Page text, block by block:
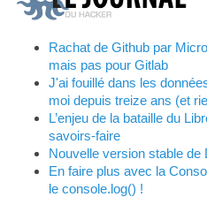
Rachat de Github par
mais pas pour Gitlab
J'ai fouillé dans les
moi depuis treize ans (et
L’enjeu de la bataille du
savoirs-faire
Nouvelle version stable de
En faire plus avec la
le console.log() !